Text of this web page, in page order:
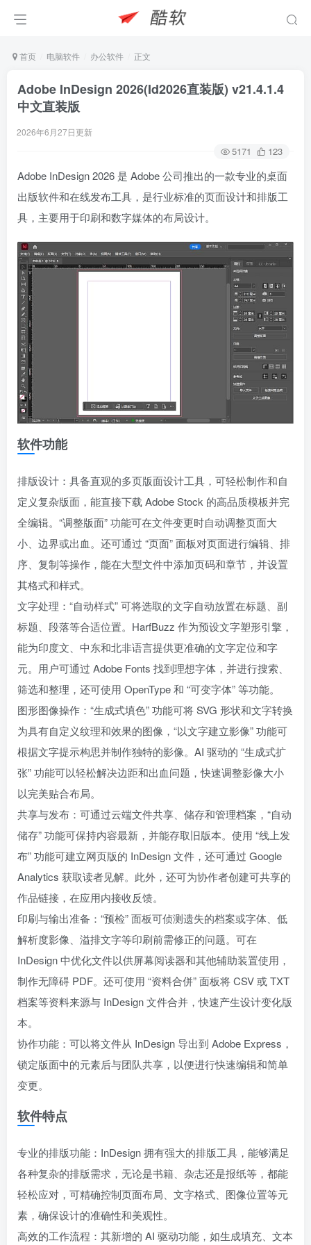
首页 电脑软件 办公软件 正文
Adobe InDesign 2026(Id2026直装版) v21.4.1.4
中文直装版
2026年6月27日更新
5171 123
Adobe InDesign 2026 是 Adobe 公司推出的一款专业的桌面
出版软件和在线发布工具，是行业标准的页面设计和排版工
具，主要用于印刷和数字媒体的布局设计。
软件功能
排版设计：具备直观的多页版面设计工具，可轻松制作和自
定义复杂版面，能直接下载 Adobe Stock 的高品质模板并完
全编辑。“调整版面” 功能可在文件变更时自动调整页面大
小、边界或出血。还可通过 “页面” 面板对页面进行编辑、排
序、复制等操作，能在大型文件中添加页码和章节，并设置
其格式和样式。
文字处理：“自动样式” 可将选取的文字自动放置在标题、副
标题、段落等合适位置。HarfBuzz 作为预设文字塑形引擎，
能为印度文、中东和北非语言提供更准确的文字定位和字
元。用户可通过 Adobe Fonts 找到理想字体，并进行搜索、
筛选和整理，还可使用 OpenType 和 “可变字体” 等功能。
图形图像操作：“生成式填色” 功能可将 SVG 形状和文字转换
为具有自定义纹理和效果的图像，“以文字建立影像” 功能可
根据文字提示构思并制作独特的影像。AI 驱动的 “生成式扩
张” 功能可以轻松解决边距和出血问题，快速调整影像大小
以完美贴合布局。
共享与发布：可通过云端文件共享、储存和管理档案，“自动
储存” 功能可保持内容最新，并能存取旧版本。使用 “线上发
布” 功能可建立网页版的 InDesign 文件，还可通过 Google
Analytics 获取读者见解。此外，还可为协作者创建可共享的
作品链接，在应用内接收反馈。
印刷与输出准备：“预检” 面板可侦测遗失的档案或字体、低
解析度影像、溢排文字等印刷前需修正的问题。可在
InDesign 中优化文件以供屏幕阅读器和其他辅助装置使用，
制作无障碍 PDF。还可使用 “资料合併” 面板将 CSV 或 TXT
档案等资料来源与 InDesign 文件合并，快速产生设计变化版
本。
协作功能：可以将文件从 InDesign 导出到 Adobe Express，
锁定版面中的元素后与团队共享，以便进行快速编辑和简单
变更。
软件特点
专业的排版功能：InDesign 拥有强大的排版工具，能够满足
各种复杂的排版需求，无论是书籍、杂志还是报纸等，都能
轻松应对，可精确控制页面布局、文字格式、图像位置等元
素，确保设计的准确性和美观性。
高效的工作流程：其新增的 AI 驱动功能，如生成填充、文本